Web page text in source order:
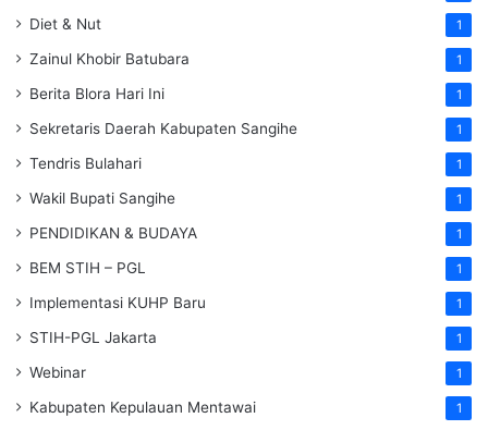
Diet & Nut 1
Zainul Khobir Batubara 1
Berita Blora Hari Ini 1
Sekretaris Daerah Kabupaten Sangihe 1
Tendris Bulahari 1
Wakil Bupati Sangihe 1
PENDIDIKAN & BUDAYA 1
BEM STIH – PGL 1
Implementasi KUHP Baru 1
STIH-PGL Jakarta 1
Webinar 1
Kabupaten Kepulauan Mentawai 1